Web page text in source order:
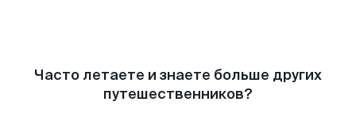
Часто летаете и знаете больше других
путешественников?